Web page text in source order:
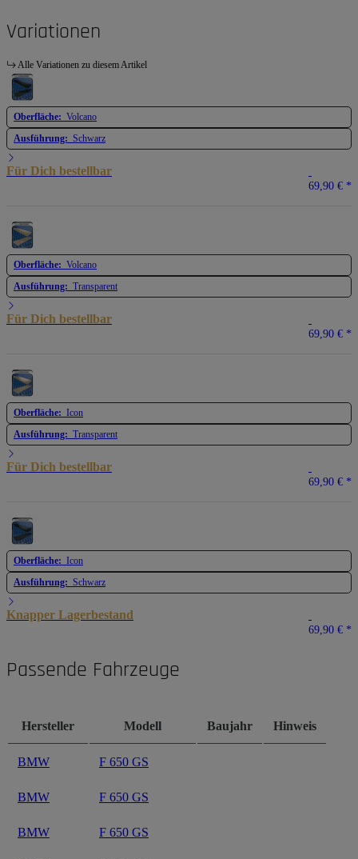
Variationen
Alle Variationen zu diesem Artikel
Oberfläche: Volcano
Ausführung: Schwarz
Für Dich bestellbar
69,90 € *
Oberfläche: Volcano
Ausführung: Transparent
Für Dich bestellbar
69,90 € *
Oberfläche: Icon
Ausführung: Transparent
Für Dich bestellbar
69,90 € *
Oberfläche: Icon
Ausführung: Schwarz
Knapper Lagerbestand
69,90 € *
Passende Fahrzeuge
Hersteller Modell Baujahr Hinweis
BMW F 650 GS
BMW F 650 GS
BMW F 650 GS